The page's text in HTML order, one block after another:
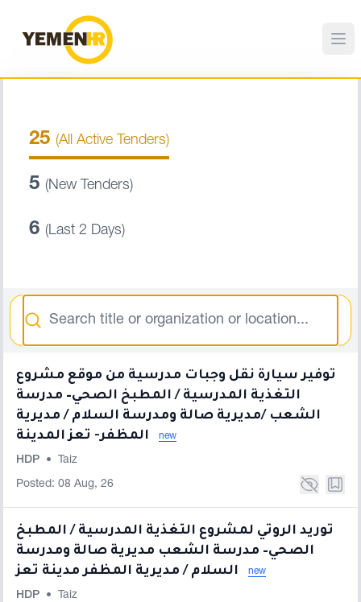
25 (All Active Tenders)
5 (New Tenders)
6 (Last 2 Days)
توفير سيارة نقل وجبات مدرسية من موقع مشروع
التغذية المدرسية / المطبخ الصحي– مدرسة
الشعب /مديرية صالة ومدرسة السلام / مديرية
new
HDP • Taiz
Posted: 08 Aug, 26
توريد الروتي لمشروع التغذية المدرسية / المطبخ
الصحي– مدرسة الشعب مديرية صالة ومدرسة
new
HDP • Taiz